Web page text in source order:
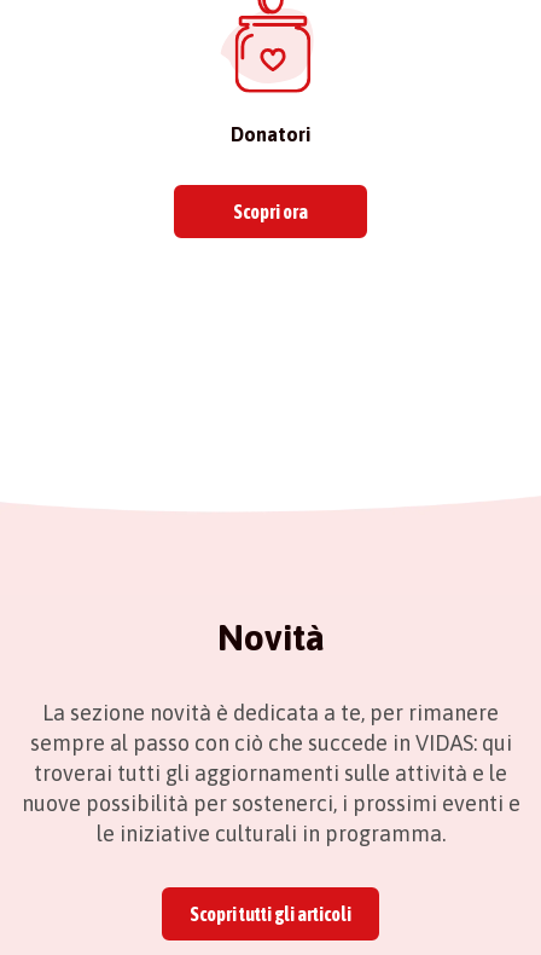
Donatori
Scopri ora
Novità
La sezione novità è dedicata a te, per rimanere
sempre al passo con ciò che succede in VIDAS: qui
troverai tutti gli aggiornamenti sulle attività e le
nuove possibilità per sostenerci, i prossimi eventi e
le iniziative culturali in programma.
Scopri tutti gli articoli